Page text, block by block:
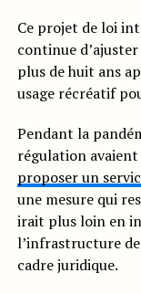
Ce projet de loi
continue
plus de huit ans
usage récréatif
Pendant la
régulation avaient
proposer un
une mesure qui
irait plus loin en
l’infrastructure
cadre juridique.